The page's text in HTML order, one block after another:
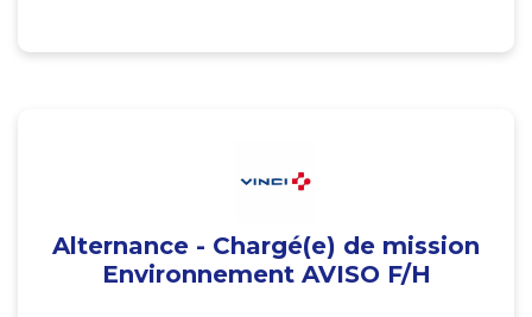
Alternance - Chargé(e) de mission
Environnement AVISO F/H